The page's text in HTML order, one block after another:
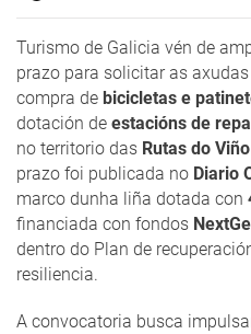
Turismo de Galicia vén de
prazo para solicitar as
compra de bicicletas e
dotación de estacións de
no territorio das Rutas do
prazo foi publicada no Diario
marco dunha liña dotada con
financiada con fondos
dentro do Plan de
resiliencia.
A convocatoria busca